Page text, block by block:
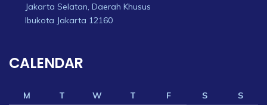
Jakarta Selatan, Daerah Khusus
Ibukota Jakarta 12160
CALENDAR
M T W T F S
S